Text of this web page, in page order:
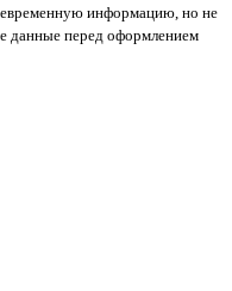
информацию, но не
данные перед оформлением